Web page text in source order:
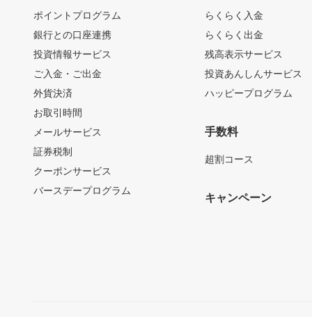
ポイントプログラム
銀行との口座連携
投資情報サービス
ご入金・ご出金
外貨決済
お取引時間
メールサービス
証券税制
クーポンサービス
バースデープログラム
らくらく入金
らくらく出金
残高表示サービス
投資あんしんサービス
ハッピープログラム
手数料
超割コース
キャンペーン